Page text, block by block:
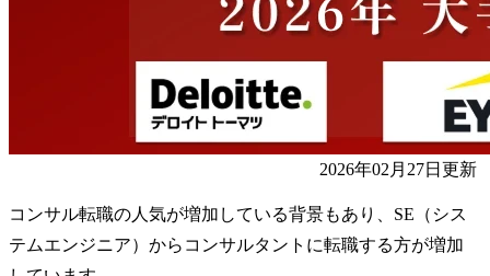
2026年02月27日更新
コンサル転職の人気が増加している背景もあり、SE（シス
テムエンジニア）からコンサルタントに転職する方が増加